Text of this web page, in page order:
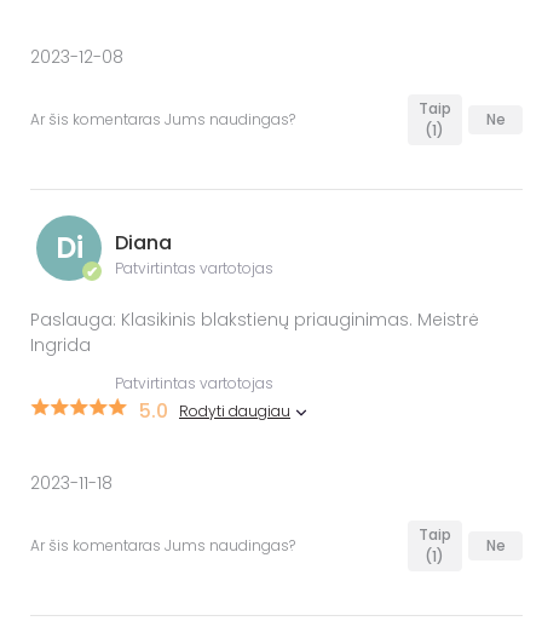
2023-12-08
Ar šis komentaras Jums naudingas?
Taip
(1)
Ne
Di
✔
Diana
Patvirtintas vartotojas
Paslauga: Klasikinis blakstienų priauginimas. Meistrė
Ingrida
Patvirtintas vartotojas
5.0 Rodyti daugiau
2023-11-18
Ar šis komentaras Jums naudingas?
Taip
(1)
Ne